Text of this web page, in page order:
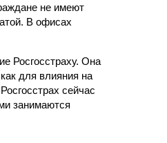
не имеют
В офисах
Росгосстраху. Она
для влияния на
сейчас
занимаются